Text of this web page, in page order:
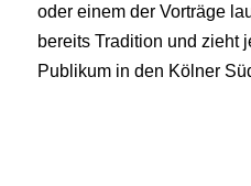
oder einem der Vorträge
bereits Tradition und zieht
Publikum in den Kölner